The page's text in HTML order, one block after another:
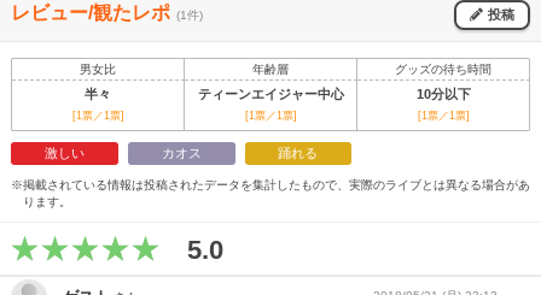
レビュー/観たレポ (1件) 投稿
男女比 年齢層 グッズの待ち時間
半々 ティーンエイジャー中心 10分以下
[1票／1票] [1票／1票] [1票／1票]
激しい カオス 踊れる
※掲載されている情報は投稿されたデータを集計したもので、実際のライブとは異なる場合があ
ります。
5.0